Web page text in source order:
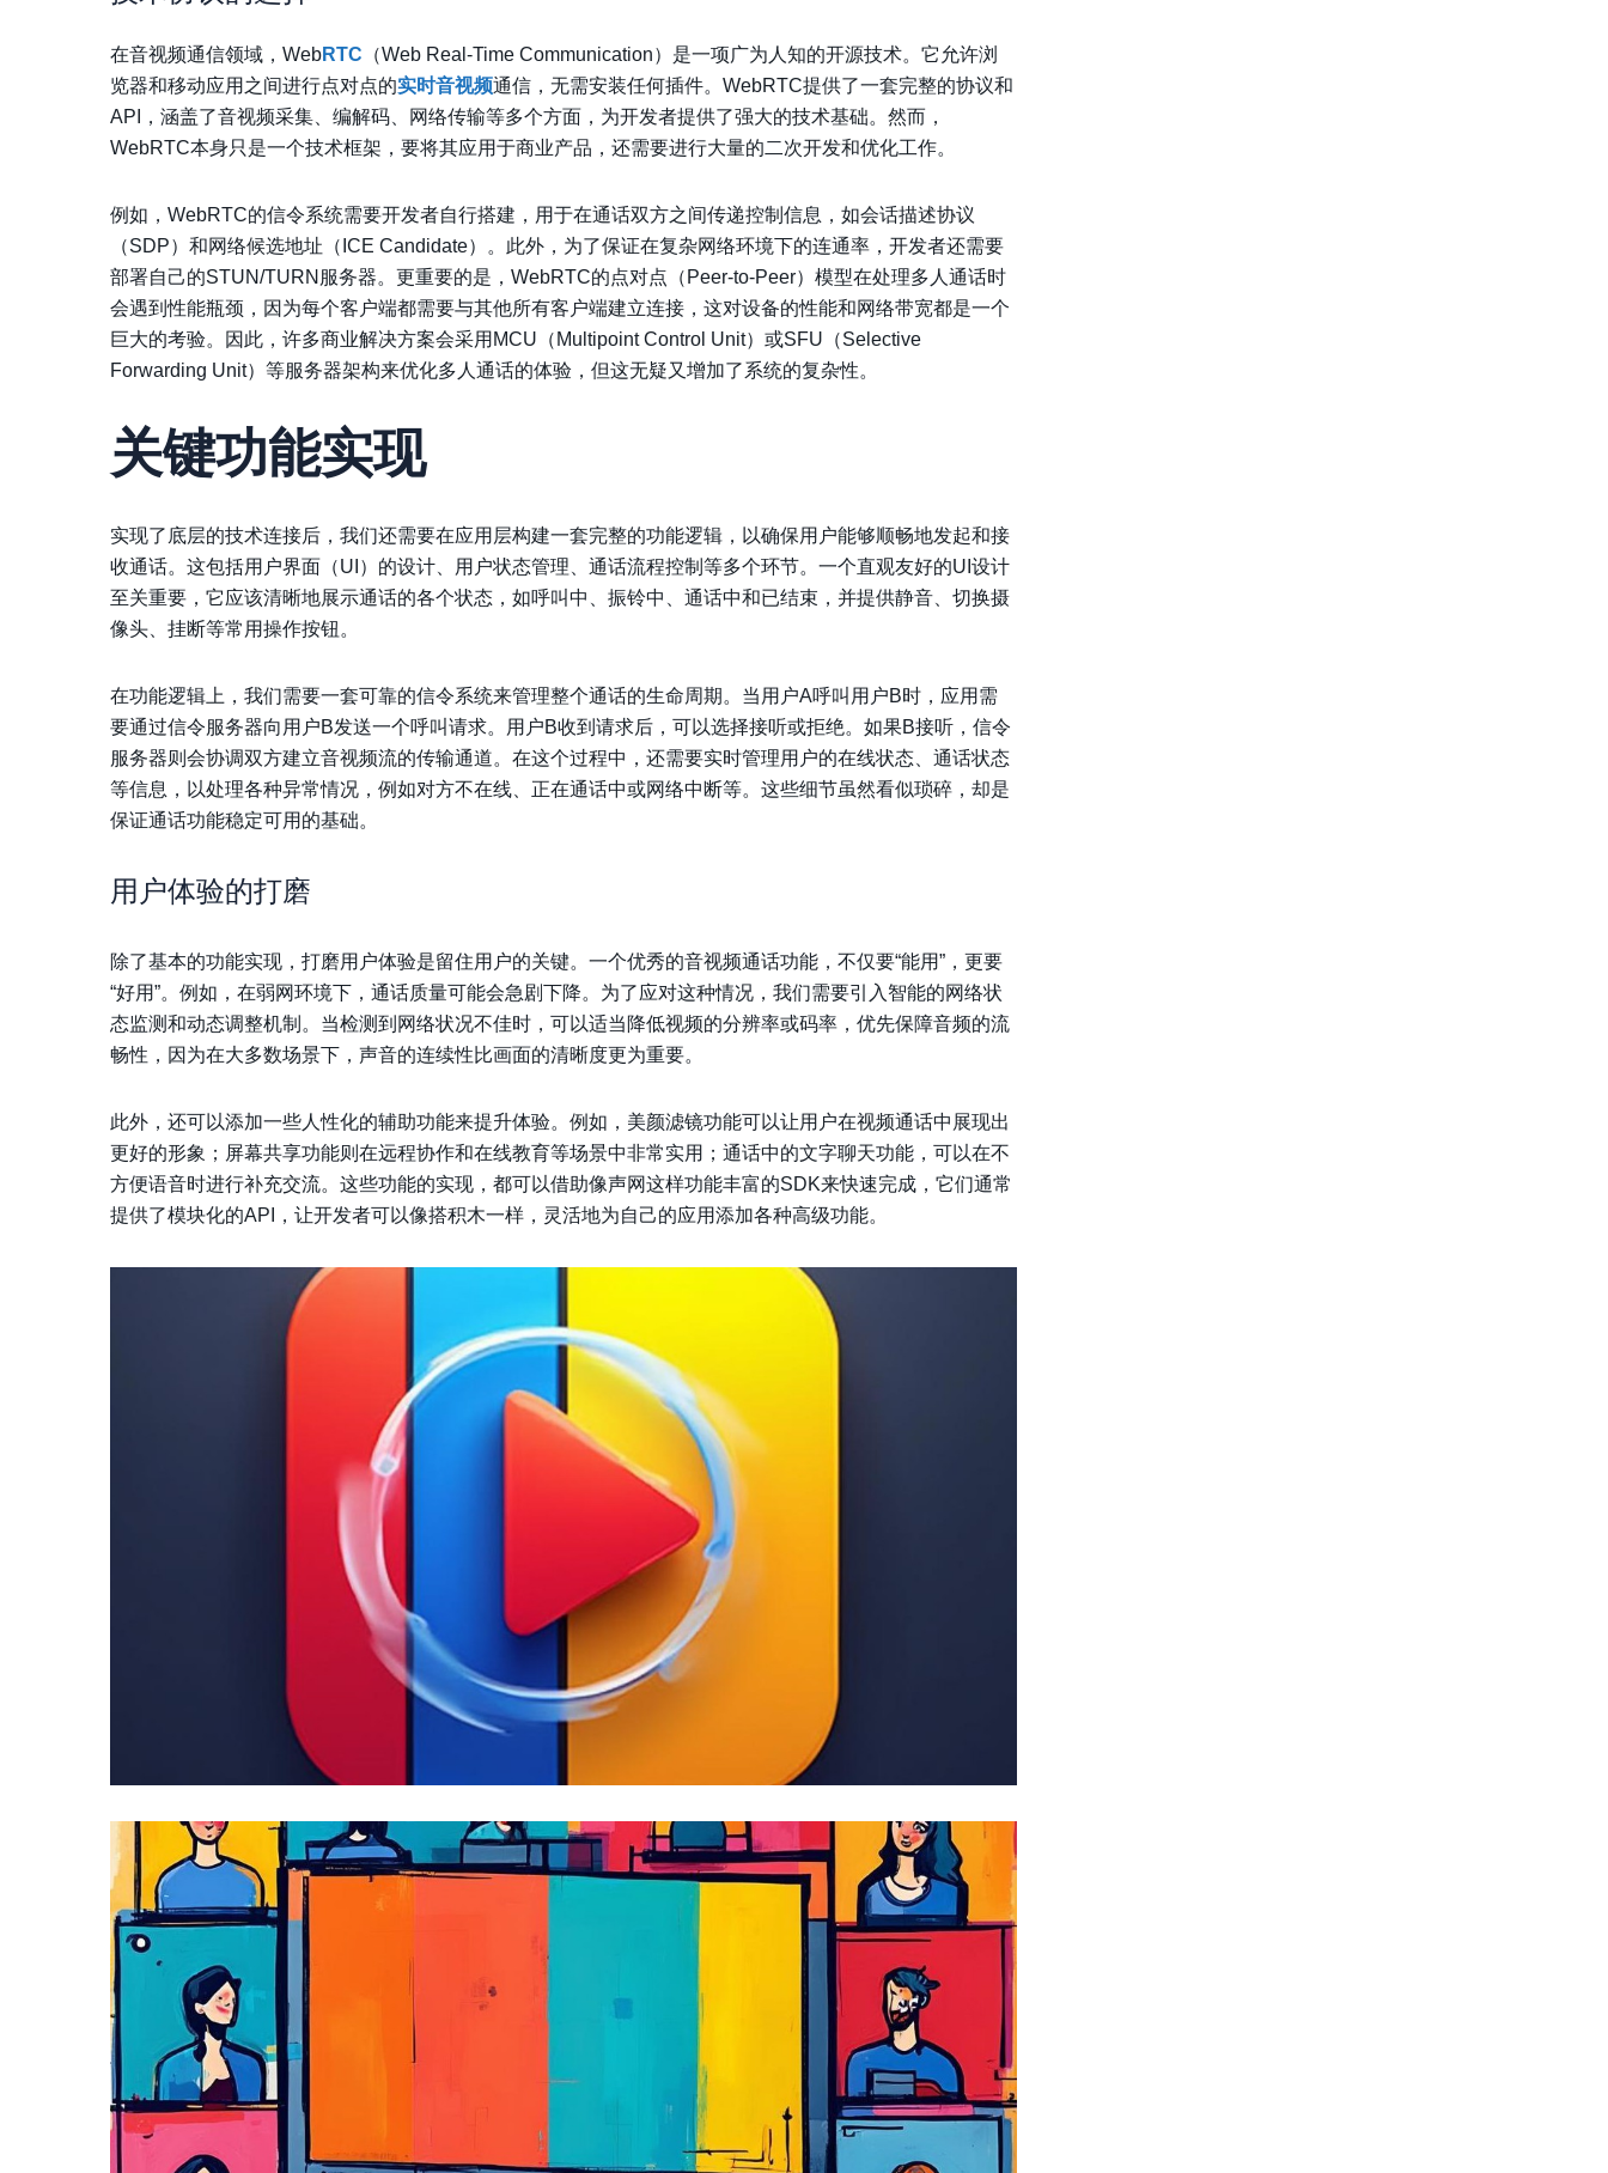
在音视频通信领域，WebRTC （Web Real-Time Communication）是一项广为人知的开源技术。它允许浏
览器和移动应用之间进行点对点的实时音视频通信，无需安装任何插件。WebRTC提供了一套完整的协议和
API，涵盖了音视频采集、编解码、网络传输等多个方面，为开发者提供了强大的技术基础。然而，
WebRTC本身只是一个技术框架，要将其应用于商业产品，还需要进行大量的二次开发和优化工作。
例如，WebRTC的信令系统需要开发者自行搭建，用于在通话双方之间传递控制信息，如会话描述协议
（SDP）和网络候选地址（ICE Candidate）。此外，为了保证在复杂网络环境下的连通率，开发者还需要
部署自己的STUN/TURN服务器。更重要的是，WebRTC的点对点（Peer-to-Peer）模型在处理多人通话时
会遇到性能瓶颈，因为每个客户端都需要与其他所有客户端建立连接，这对设备的性能和网络带宽都是一个
巨大的考验。因此，许多商业解决方案会采用MCU（Multipoint Control Unit）或SFU（Selective
Forwarding Unit）等服务器架构来优化多人通话的体验，但这无疑又增加了系统的复杂性。
关键功能实现
实现了底层的技术连接后，我们还需要在应用层构建一套完整的功能逻辑，以确保用户能够顺畅地发起和接
收通话。这包括用户界面（UI）的设计、用户状态管理、通话流程控制等多个环节。一个直观友好的UI设计
至关重要，它应该清晰地展示通话的各个状态，如呼叫中、振铃中、通话中和已结束，并提供静音、切换摄
像头、挂断等常用操作按钮。
在功能逻辑上，我们需要一套可靠的信令系统来管理整个通话的生命周期。当用户A呼叫用户B时，应用需
要通过信令服务器向用户B发送一个呼叫请求。用户B收到请求后，可以选择接听或拒绝。如果B接听，信令
服务器则会协调双方建立音视频流的传输通道。在这个过程中，还需要实时管理用户的在线状态、通话状态
等信息，以处理各种异常情况，例如对方不在线、正在通话中或网络中断等。这些细节虽然看似琐碎，却是
保证通话功能稳定可用的基础。
用户体验的打磨
除了基本的功能实现，打磨用户体验是留住用户的关键。一个优秀的音视频通话功能，不仅要“能用”，更要
“好用”。例如，在弱网环境下，通话质量可能会急剧下降。为了应对这种情况，我们需要引入智能的网络状
态监测和动态调整机制。当检测到网络状况不佳时，可以适当降低视频的分辨率或码率，优先保障音频的流
畅性，因为在大多数场景下，声音的连续性比画面的清晰度更为重要。
此外，还可以添加一些人性化的辅助功能来提升体验。例如，美颜滤镜功能可以让用户在视频通话中展现出
更好的形象；屏幕共享功能则在远程协作和在线教育等场景中非常实用；通话中的文字聊天功能，可以在不
方便语音时进行补充交流。这些功能的实现，都可以借助像声网这样功能丰富的SDK来快速完成，它们通常
提供了模块化的API，让开发者可以像搭积木一样，灵活地为自己的应用添加各种高级功能。